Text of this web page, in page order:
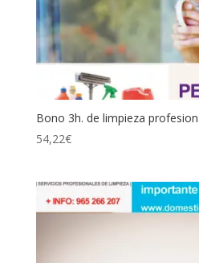
Bono 3h. de limpieza
54,22€